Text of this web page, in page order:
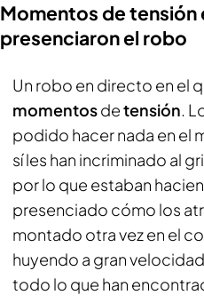
Momentos de
presenciaron el robo
Un robo en directo en el
momentosdetensión.
podido hacer nada en el
sí les han incriminado al
por lo que estaban
presenciado cómo los
montado otra vez en el
huyendo a gran
todo lo que han